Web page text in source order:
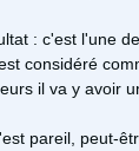
: c'est l'une
considéré
il va y avoir
pareil, peut-